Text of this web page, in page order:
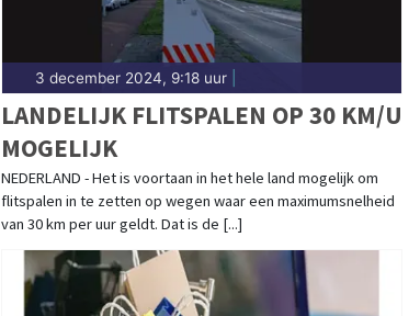
3 december 2024, 9:18 uur|
LANDELIJK FLITSPALEN OP 30 KM/U
MOGELIJK
NEDERLAND - Het is voortaan in het hele land mogelijk om
flitspalen in te zetten op wegen waar een maximumsnelheid
van 30 km per uur geldt. Dat is de [...]